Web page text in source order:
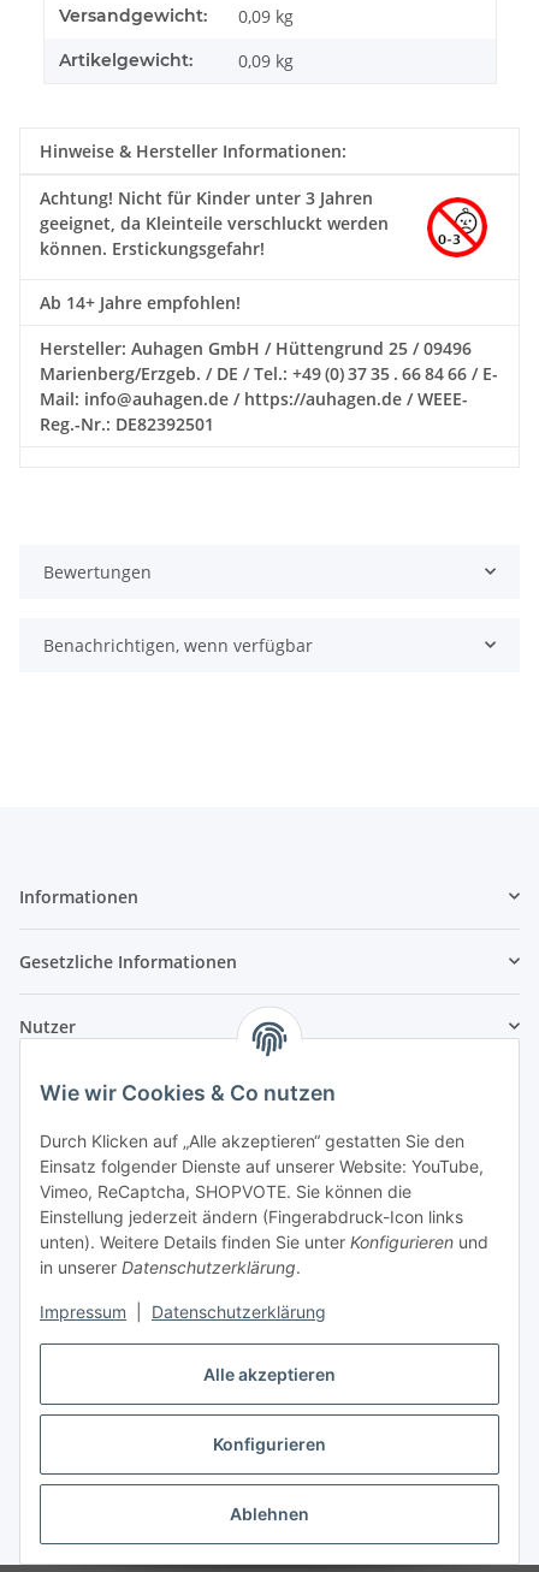
Alle akzeptieren
Konfigurieren
Ablehnen
Wie wir Cookies & Co nutzen
Durch Klicken auf „Alle akzeptieren“ gestatten Sie den
Einsatz folgender Dienste auf unserer Website: YouTube,
Vimeo, ReCaptcha, SHOPVOTE. Sie können die
Einstellung jederzeit ändern (Fingerabdruck-Icon links
unten). Weitere Details finden Sie unter Konfigurieren und
in unserer Datenschutzerklärung.
Impressum Datenschutzerklärung
Produkteigenschaft
Wert
Versandgewicht: 0,09 kg
Artikelgewicht: 0,09 kg
Hinweise & Hersteller Informationen:
Achtung! Nicht für Kinder unter 3 Jahren
geeignet, da Kleinteile verschluckt werden
können. Erstickungsgefahr!
Ab 14+ Jahre empfohlen!
Hersteller: Auhagen GmbH / Hüttengrund 25 / 09496
Marienberg/Erzgeb. / DE / Tel.: +49 (0) 37 35 . 66 84 66 / E-
Mail: info@auhagen.de / https://auhagen.de / WEEE-
Reg.-Nr.: DE82392501
Bewertungen
Benachrichtigen, wenn verfügbar
Informationen
Gesetzliche Informationen
Nutzer